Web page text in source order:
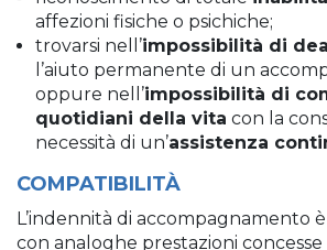
affezioni fisiche o psichiche;
trovarsi nell’impossibilità di
l’aiuto permanente di un
oppure nell’impossibilità di
quotidiani della vita con la
necessità di un’assistenza
COMPATIBILITÀ
L’indennità di accompagnamento è
con analoghe prestazioni